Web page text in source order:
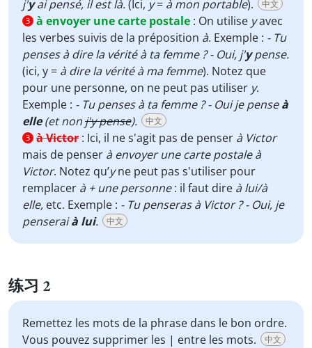
j'yai pensé, il est là.(Ici, y= à mon portable). 中文
3 à envoyer une carte postale : On utilise yavec
les verbes suivis de la préposition à. Exemple : - Tu
penses à dire la vérité à ta femme ? - Oui, j'ypense.
(ici, y = à dire la vérité à ma femme). Notez que
pour une personne, on ne peut pas utiliser y.
Exemple : - Tu penses à ta femme ? - Oui je penseà
elle(et nonj'y pense). 中文
3 à Victor : Ici, il ne s'agit pas de penser à Victor
mais de penser à envoyer une carte postale à
Victor. Notez qu’yne peut pas s'utiliser pour
remplacer à + une personne: il faut dire à lui/à
elle, etc. Exemple : - Tu penseras à Victor ? - Oui, je
penseraià lui. 中文
练习 2
Remettez les mots de la phrase dans le bon ordre.
Vous pouvez supprimer les | entre les mots.
中文